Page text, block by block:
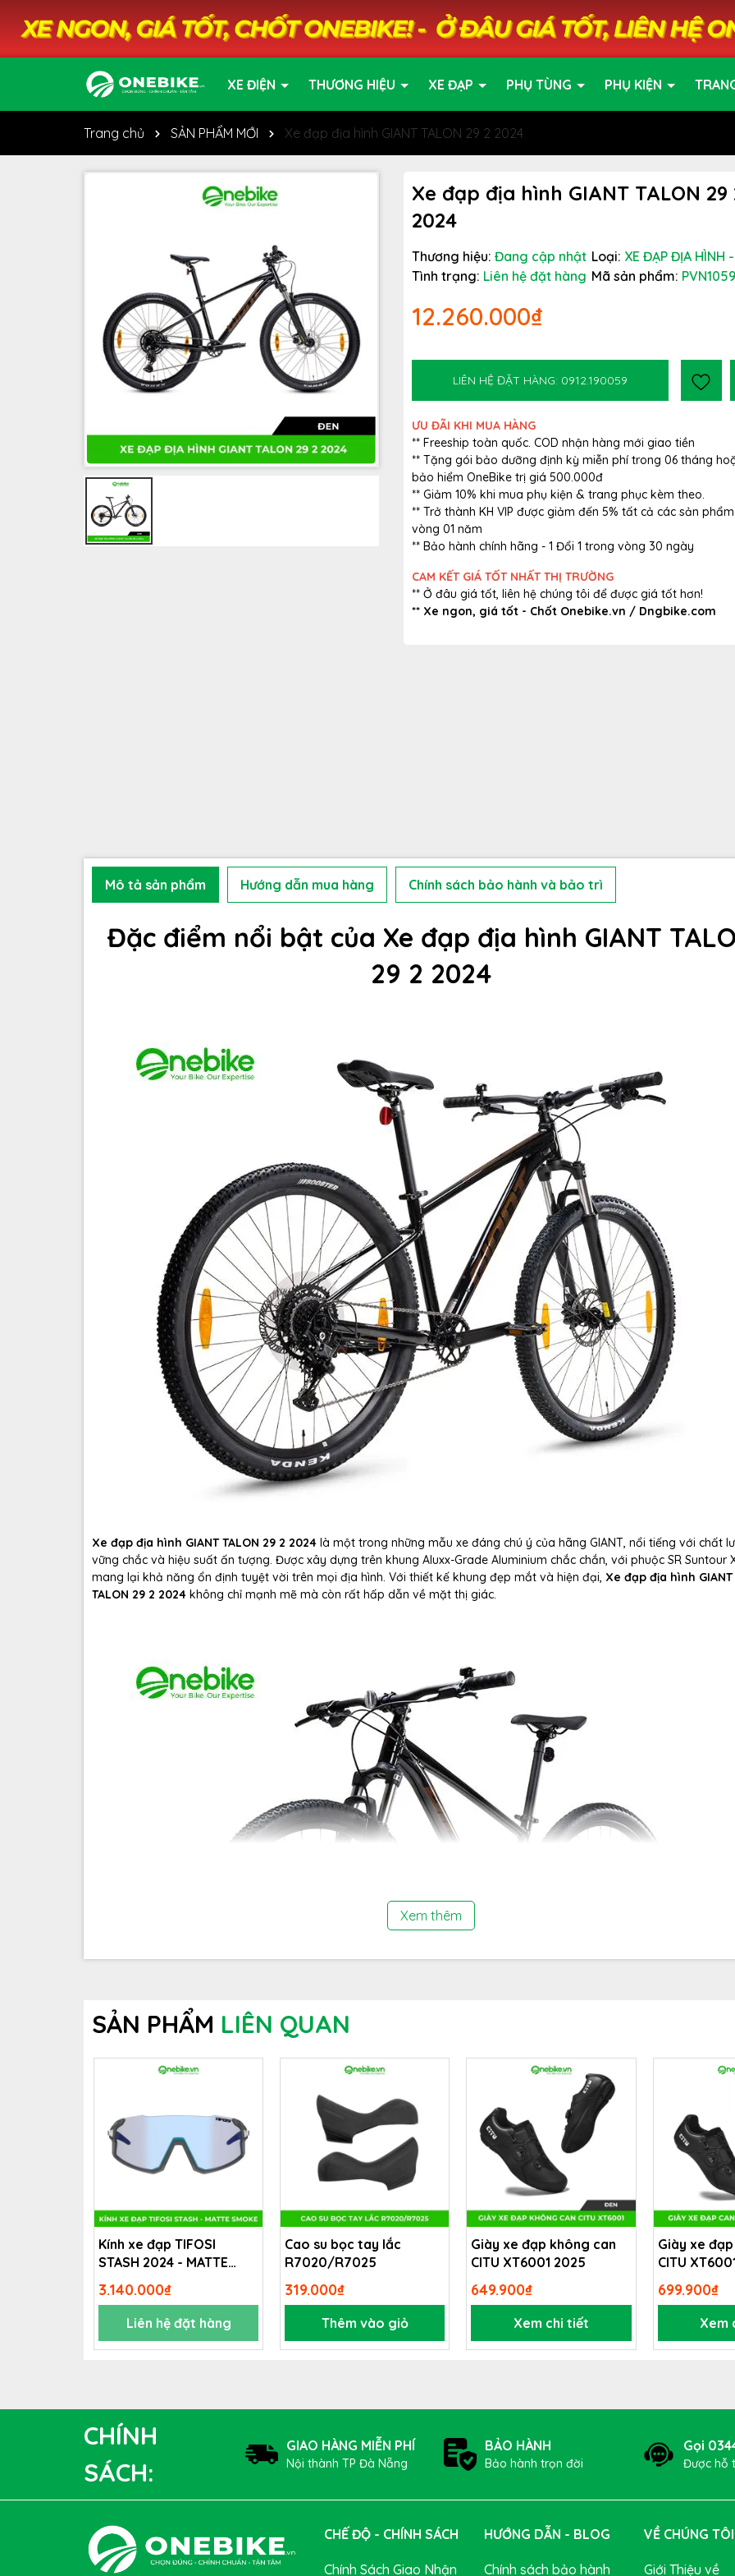
XE ĐIỆN THƯƠNG HIỆU XE ĐẠP PHỤ TÙNG PHỤ KIỆN
Trang chủ SẢN PHẨM MỚI Xe đạp địa hình GIANT TALON 29 2 2024
Xe đạp địa hình GIANT TALON 29
2024
Thương hiệu: Đang cập nhật Loại: XE ĐẠP ĐỊA HÌNH
Tình trạng: Liên hệ đặt hàng Mã sản phẩm:
12.260.000₫
LIÊN HỆ ĐẶT HÀNG: 0912.190059
ƯU ĐÃI KHI MUA HÀNG
** Freeship toàn quốc. COD nhận hàng mới giao tiền
** Tặng gói bảo dưỡng định kỳ miễn phí trong 06 tháng
bảo hiểm OneBike trị giá 500.000đ
** Giảm 10% khi mua phụ kiện & trang phục kèm theo.
** Trở thành KH VIP được giảm đến 5% tất cả các sản
vòng 01 năm
** Bảo hành chính hãng - 1 Đổi 1 trong vòng 30 ngày
CAM KẾT GIÁ TỐT NHẤT THỊ TRƯỜNG
** Ở đâu giá tốt, liên hệ chúng tôi để được giá tốt hơn!
** Xe ngon, giá tốt - Chốt Onebike.vn / Dngbike.com
Mô tả sản phẩm Hướng dẫn mua hàng Chính sách bảo hành và bảo trì
Đặc điểm nổi bật của Xe đạp địa hình GIANT
29 2 2024
Xe đạp địa hình GIANT TALON 29 2 2024 là một trong những mẫu xe đáng chú ý của hãng GIANT, nổi tiếng với chất
vững chắc và hiệu suất ấn tượng. Được xây dựng trên khung Aluxx-Grade Aluminium chắc chắn, với phuộc SR Suntour
mang lại khả năng ổn định tuyệt vời trên mọi địa hình. Với thiết kế khung đẹp mắt và hiện đại, Xe đạp địa hình GIANT
TALON 29 2 2024 không chỉ mạnh mẽ mà còn rất hấp dẫn về mặt thị giác.
Bộ líp Shimano CS-LG300 với tỷ số răng 11-46 cung cấp sự đa dạng và linh hoạt trong việc thay đổi tốc độ, giúp người
dàng vượt qua mọi địa hình khó khăn một cách mượt mà và hiệu quả. Tay đề Shimano CUES SL-U4000 1×9 cung cấp
năng chuyển đổi tốc độ mượt mà và đáng tin cậy, đồng thời giảm trọng lượng tổng thể của xe đạp.
Xem thêm
SẢN PHẨM LIÊN QUAN
Kính xe đạp TIFOSI
STASH 2024 - MATTE
SMOKE
3.140.000₫
Liên hệ đặt hàng
Cao su bọc tay lắc
R7020/R7025
319.000₫
Thêm vào giỏ
Giày xe đạp không can
CITU XT6001 2025
649.900₫
Xem chi tiết
Giày xe
CITU
699.900₫
Xem
CHÍNH
SÁCH:
GIAO HÀNG MIỄN PHÍ
Nội thành TP Đà Nẵng
BẢO HÀNH
Bảo hành trọn đời
Gọi
Được hỗ
CHẾ ĐỘ - CHÍNH SÁCH
Chính Sách Giao Nhận
HƯỚNG DẪN - BLOG
Chính sách bảo hành
VỀ CHÚNG TÔI
Giới Thiệu về